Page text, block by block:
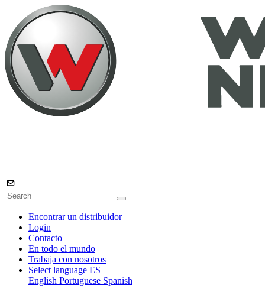
Encontrar un distribuidor
Login
Contacto
En todo el mundo
Trabaja con nosotros
Select language ES
English Portuguese Spanish